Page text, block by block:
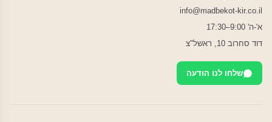
info@madbekot-kir.co.il
א'-ה' 9:00–17:30
דוד סחרוב 10, ראשל"צ
שלחו לנו הודעה